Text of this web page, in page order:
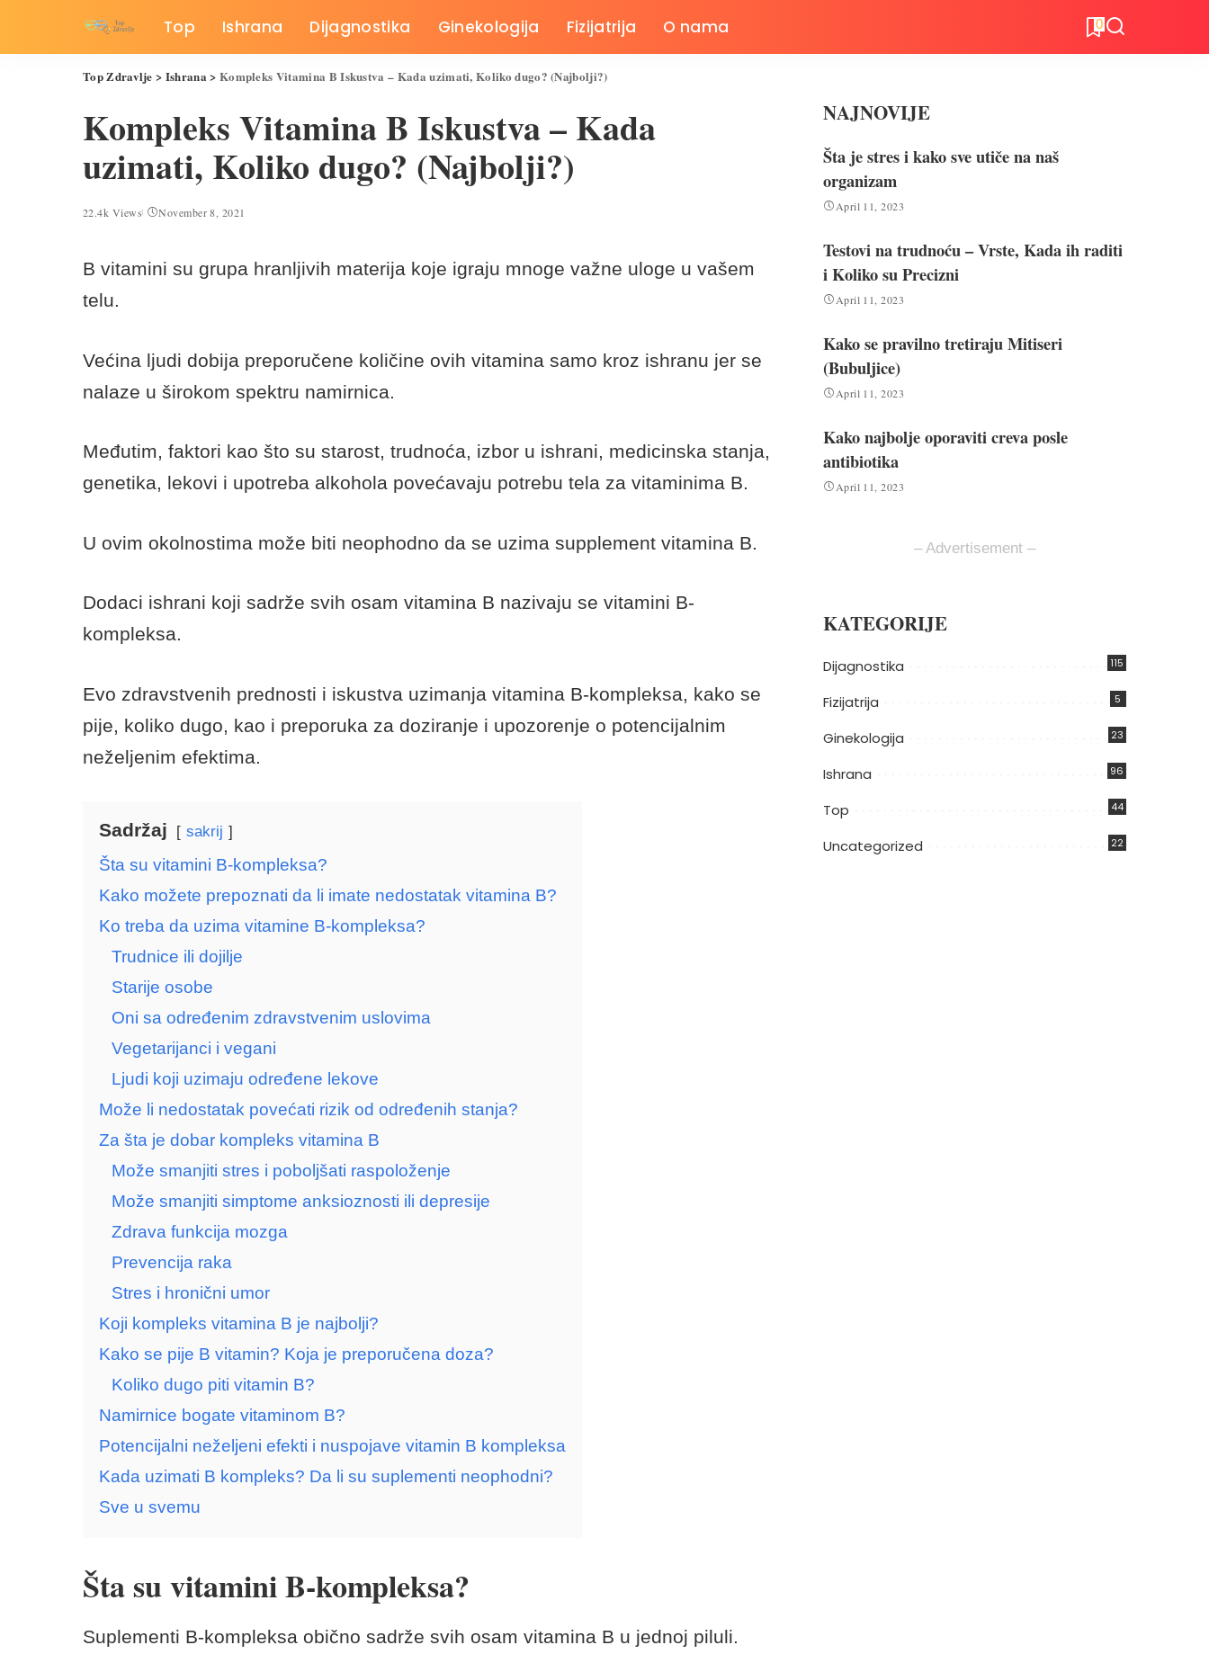
Top Ishrana Dijagnostika Ginekologija Fizijatrija O nama 0
Top Zdravlje > Ishrana > Kompleks Vitamina B Iskustva – Kada uzimati, Koliko dugo? (Najbolji?)
Kompleks Vitamina B Iskustva – Kada
uzimati, Koliko dugo? (Najbolji?)
22.4k Views November 8, 2021
B vitamini su grupa hranljivih materija koje igraju mnoge važne uloge u vašem
telu.
Većina ljudi dobija preporučene količine ovih vitamina samo kroz ishranu jer se
nalaze u širokom spektru namirnica.
Međutim, faktori kao što su starost, trudnoća, izbor u ishrani, medicinska stanja,
genetika, lekovi i upotreba alkohola povećavaju potrebu tela za vitaminima B.
U ovim okolnostima može biti neophodno da se uzima supplement vitamina B.
Dodaci ishrani koji sadrže svih osam vitamina B nazivaju se vitamini B-
kompleksa.
Evo zdravstvenih prednosti i iskustva uzimanja vitamina B-kompleksa, kako se
pije, koliko dugo, kao i preporuka za doziranje i upozorenje o potencijalnim
neželjenim efektima.
Sadržaj sakrij
Šta su vitamini B-kompleksa?
Kako možete prepoznati da li imate nedostatak vitamina B?
Ko treba da uzima vitamine B-kompleksa?
Trudnice ili dojilje
Starije osobe
Oni sa određenim zdravstvenim uslovima
Vegetarijanci i vegani
Ljudi koji uzimaju određene lekove
Može li nedostatak povećati rizik od određenih stanja?
Za šta je dobar kompleks vitamina B
Može smanjiti stres i poboljšati raspoloženje
Može smanjiti simptome anksioznosti ili depresije
Zdrava funkcija mozga
Prevencija raka
Stres i hronični umor
Koji kompleks vitamina B je najbolji?
Kako se pije B vitamin? Koja je preporučena doza?
Koliko dugo piti vitamin B?
Namirnice bogate vitaminom B?
Potencijalni neželjeni efekti i nuspojave vitamin B kompleksa
Kada uzimati B kompleks? Da li su suplementi neophodni?
Sve u svemu
Šta su vitamini B-kompleksa?
Suplementi B-kompleksa obično sadrže svih osam vitamina B u jednoj piluli.
NAJNOVIJE
Šta je stres i kako sve utiče na naš
organizam
April 11, 2023
Testovi na trudnoću – Vrste, Kada ih raditi
i Koliko su Precizni
April 11, 2023
Kako se pravilno tretiraju Mitiseri
(Bubuljice)
April 11, 2023
Kako najbolje oporaviti creva posle
antibiotika
April 11, 2023
– Advertisement –
KATEGORIJE
Dijagnostika 115
Fizijatrija 5
Ginekologija 23
Ishrana 96
Top 44
Uncategorized 22